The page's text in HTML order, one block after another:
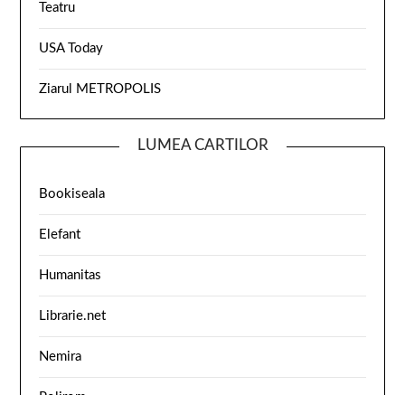
Teatru
USA Today
Ziarul METROPOLIS
LUMEA CARTILOR
Bookiseala
Elefant
Humanitas
Librarie.net
Nemira